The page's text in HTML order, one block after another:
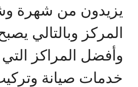
يزيدون من شهرة
المركز وبالتالي
وأفضل المراكز
خدمات صيانة